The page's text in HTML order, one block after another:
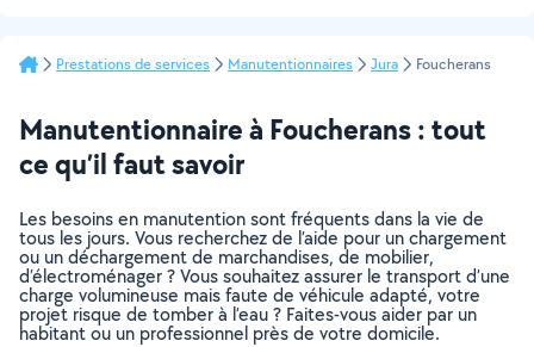
Prestations de services Manutentionnaires Jura Foucherans
Manutentionnaire à Foucherans : tout
ce qu’il faut savoir
Les besoins en manutention sont fréquents dans la vie de
tous les jours. Vous recherchez de l’aide pour un chargement
ou un déchargement de marchandises, de mobilier,
d’électroménager ? Vous souhaitez assurer le transport d’une
charge volumineuse mais faute de véhicule adapté, votre
projet risque de tomber à l’eau ? Faites-vous aider par un
habitant ou un professionnel près de votre domicile.